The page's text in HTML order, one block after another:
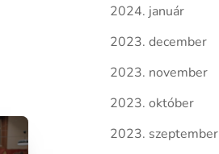
2024. január
2023. december
2023. november
2023. október
2023. szeptember